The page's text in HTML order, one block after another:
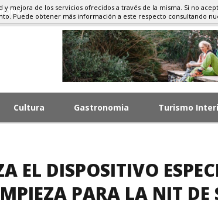
Cultura Gastronomia Turismo
EL DISPOSITIVO
PARA LA NIT DE
mejora de los servicios ofrecidos a través de la misma. Si no
Puede obtener más información a este respecto consultando